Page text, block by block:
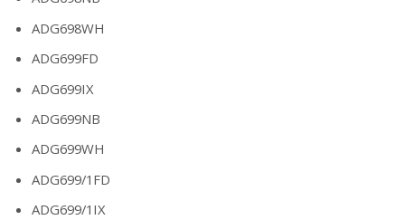
ADG698WH
ADG699FD
ADG699IX
ADG699NB
ADG699WH
ADG699/1FD
ADG699/1IX